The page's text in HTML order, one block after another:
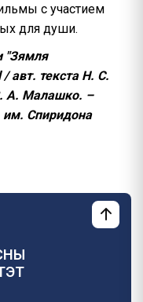
с участием
для души.
"Зямля
авт. текста Н. С.
А. Малашко. –
им. Спиридона